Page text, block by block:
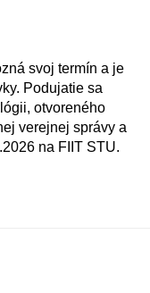
svoj termín a je
Podujatie sa
otvoreného
verejnej správy a
na FIIT STU.